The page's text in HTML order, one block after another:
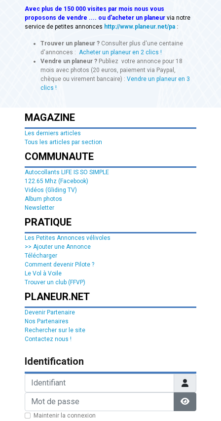
Avec plus de 150 000 visites par mois nous vous
proposons de vendre .... ou d'acheter un planeur via notre
service de petites annonces http://www.planeur.net/pa :
Trouver un planeur ? Consulter plus d'une centaine
d'annonces : Acheter un planeur en 2 clics !
Vendre un planeur ? Publiez votre annonce pour 18
mois avec photos (20 euros, paiement via Paypal,
chèque ou virement bancaire) : Vendre un planeur en 3
clics !
MAGAZINE
Les derniers articles
Tous les articles par section
COMMUNAUTE
Autocollants LIFE IS SO SIMPLE
122.65 Mhz (Facebook)
Vidéos (Gliding TV)
Album photos
Newsletter
PRATIQUE
Les Petites Annonces vélivoles
>> Ajouter une Annonce
Télécharger
Comment devenir Pilote ?
Le Vol à Voile
Trouver un club (FFVP)
PLANEUR.NET
Devenir Partenaire
Nos Partenaires
Rechercher sur le site
Contactez nous !
Identification
Identifiant
Mot de passe
Afficher
Maintenir la connexion